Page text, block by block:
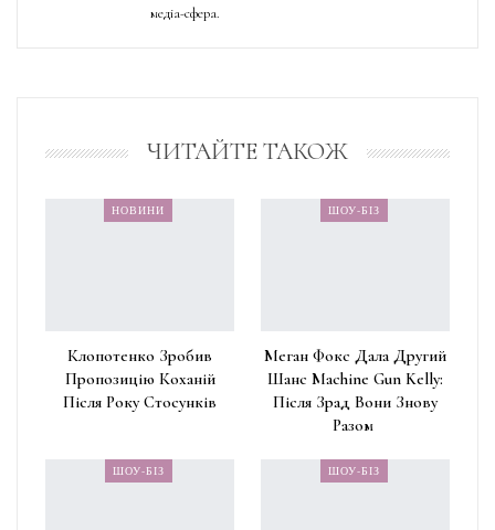
медіа-сфера.
ЧИТАЙТЕ ТАКОЖ
НОВИНИ
Клопотенко Зробив
Пропозицію Коханій
Після Року Стосунків
ШОУ-БІЗ
Меган Фокс Дала Другий
Шанс Machine Gun Kelly:
Після Зрад Вони Знову
Разом
ШОУ-БІЗ ШОУ-БІЗ